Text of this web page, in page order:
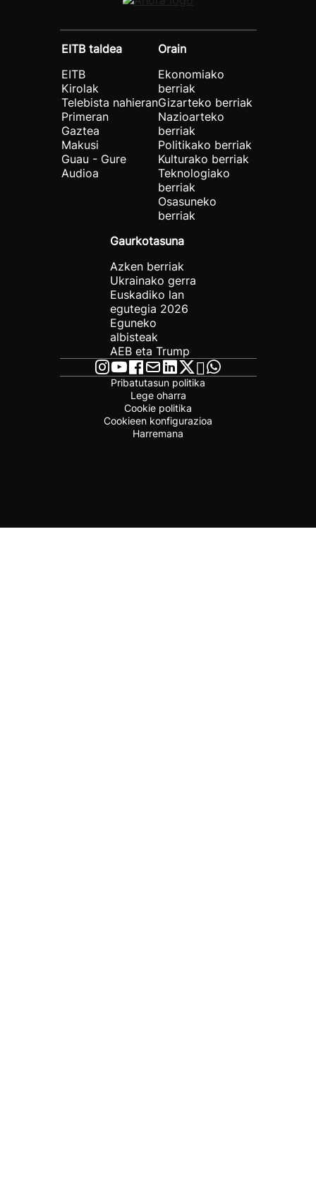
EITB taldea
EITB
Kirolak
Telebista nahieran
Primeran
Gaztea
Makusi
Guau - Gure
Audioa
Orain
Ekonomiako
berriak
Gizarteko berriak
Nazioarteko
berriak
Politikako berriak
Kulturako berriak
Teknologiako
berriak
Osasuneko
berriak
Gaurkotasuna
Azken berriak
Ukrainako gerra
Euskadiko lan
egutegia 2026
Eguneko
albisteak
AEB eta Trump
Pribatutasun politika
Lege oharra
Cookie politika
Cookieen konfigurazioa
Harremana